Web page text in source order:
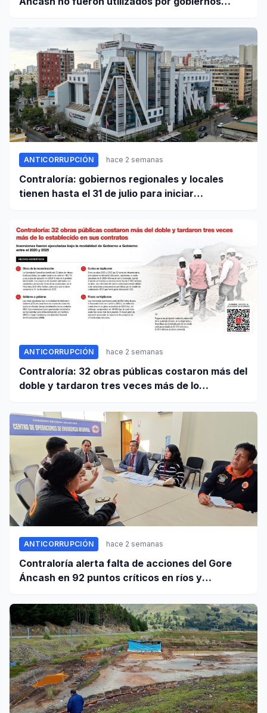
ANTICORRUPCIÓN hace 2 semanas
Contraloría: gobiernos regionales y locales
tienen hasta el 31 de julio para iniciar
ANTICORRUPCIÓN hace 2 semanas
Contraloría: 32 obras públicas costaron más del
doble y tardaron tres veces más de lo
ANTICORRUPCIÓN hace 2 semanas
Contraloría alerta falta de acciones del Gore
Áncash en 92 puntos críticos en ríos y